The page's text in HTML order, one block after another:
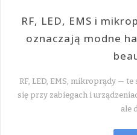
RF, LED, EMS i
oznaczają modne
RF, LED, EMS, mikroprądy —
się przy zabiegach i
ale